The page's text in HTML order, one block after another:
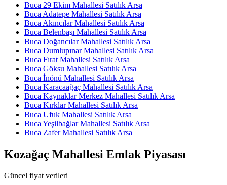
Buca 29 Ekim Mahallesi Satılık Arsa
Buca Adatepe Mahallesi Satılık Arsa
Buca Akıncılar Mahallesi Satılık Arsa
Buca Belenbaşı Mahallesi Satılık Arsa
Buca Doğancılar Mahallesi Satılık Arsa
Buca Dumlupınar Mahallesi Satılık Arsa
Buca Fırat Mahallesi Satılık Arsa
Buca Göksu Mahallesi Satılık Arsa
Buca İnönü Mahallesi Satılık Arsa
Buca Karacaağaç Mahallesi Satılık Arsa
Buca Kaynaklar Merkez Mahallesi Satılık Arsa
Buca Kırklar Mahallesi Satılık Arsa
Buca Ufuk Mahallesi Satılık Arsa
Buca Yeşilbağlar Mahallesi Satılık Arsa
Buca Zafer Mahallesi Satılık Arsa
Kozağaç Mahallesi Emlak Piyasası
Güncel fiyat verileri